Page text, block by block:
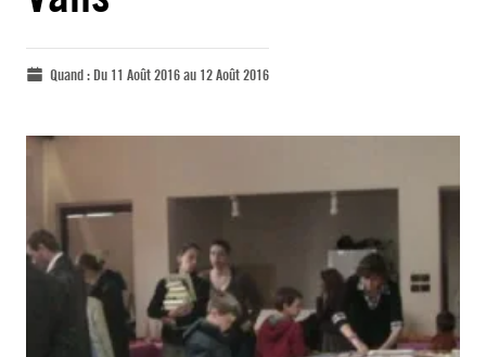
Quand :Du 11 Août 2016 au 12 Août 2016